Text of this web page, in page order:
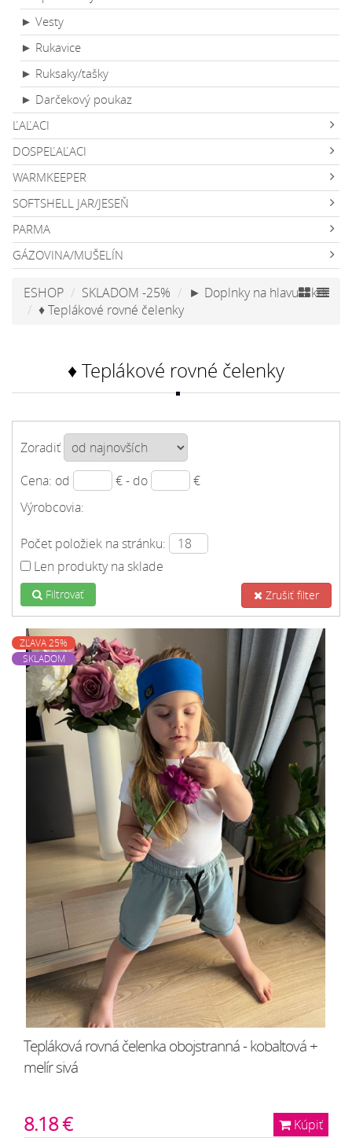
► Vesty
► Rukavice
► Ruksaky/tašky
► Darčekový poukaz
ĽAĽACI
DOSPEĽAĽACI
WARMKEEPER
SOFTSHELL JAR/JESEŇ
PARMA
GÁZOVINA/MUŠELÍN
ESHOP SKLADOM -25%
► Doplnky na hlavu a krk
♦ Teplákové rovné čelenky
♦ Teplákové rovné čelenky
Zoradiť
Cena: od
€ - do
€
Výrobcovia:
Počet položiek na stránku:
Len produkty na sklade
Filtrovať Zrušiť filter
ZĽAVA 25%
SKLADOM
Tepláková rovná čelenka obojstranná - kobaltová +
melír sivá
Kúpiť
8.18 €